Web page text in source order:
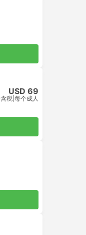
USD 69
含税 每个成人